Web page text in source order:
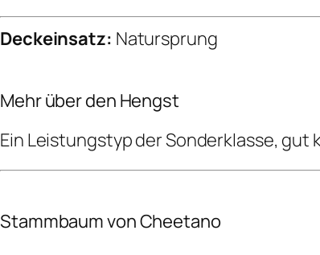
Deckeinsatz: Natursprung
Mehr über den Hengst
Ein Leistungstyp der Sonderklasse,
Stammbaum von Cheetano